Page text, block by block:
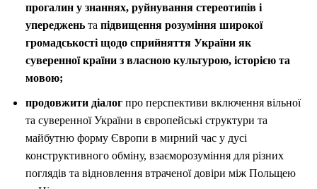
прогалин у знаннях, руйнування стереотипів і
упереджень та підвищення розуміння широкої
громадськості щодо сприйняття України як
суверенної країни з власною культурою, історією та
мовою;
продовжити діалогпро перспективи включення вільної
та суверенної України в європейські структури та
майбутню форму Європи в мирний час у дусі
конструктивного обміну, взаєморозуміння для різних
поглядів та відновлення втраченої довіри між Польщею